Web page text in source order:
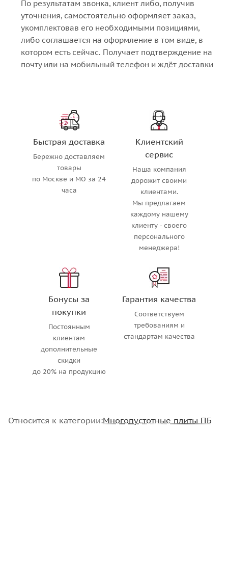
По результатам звонка, клиент либо, получив
уточнения, самостоятельно оформляет заказ,
укомплектовав его необходимыми позициями,
либо соглашается на оформление в том виде, в
котором есть сейчас. Получает подтверждение на
почту или на мобильный телефон и ждёт доставки
Быстрая доставка
Бережно доставляем
товары
по Москве и МО за 24
часа
Клиентский
сервис
Наша компания
дорожит своими
клиентами.
Мы предлагаем
каждому нашему
клиенту - своего
персонального
менеджера!
Бонусы за
покупки
Постоянным
клиентам
дополнительные
скидки
до 20% на продукцию
Гарантия качества
Соответствуем
требованиям и
стандартам качества
Относится к категории:Многопустотные плиты ПБ